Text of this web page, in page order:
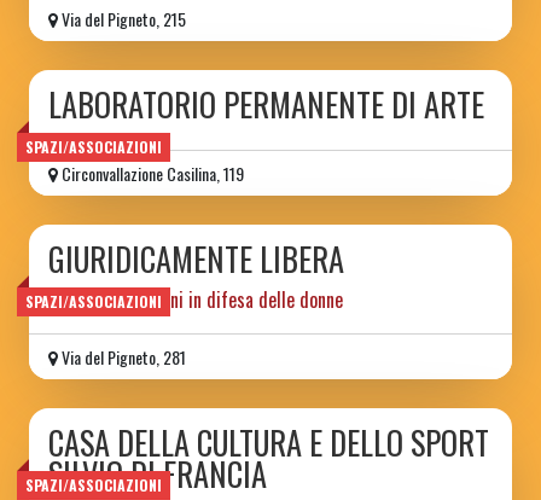
Via del Pigneto, 215
SPAZI/ASSOCIAZIONI
LABORATORIO PERMANENTE DI ARTE
Circonvallazione Casilina, 119
SPAZI/ASSOCIAZIONI
GIURIDICAMENTE LIBERA
Diritti & Relazioni in difesa delle donne
Via del Pigneto, 281
SPAZI/ASSOCIAZIONI
CASA DELLA CULTURA E DELLO SPORT
SILVIO DI FRANCIA